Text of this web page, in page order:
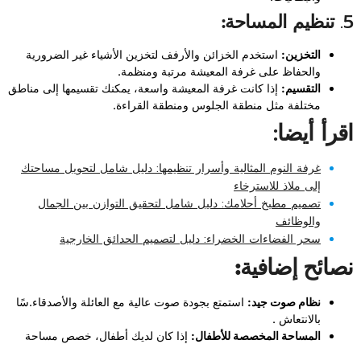
5. تنظيم المساحة:
التخزين: استخدم الخزائن والأرفف لتخزين الأشياء غير الضرورية
والحفاظ على غرفة المعيشة مرتبة ومنظمة.
التقسيم: إذا كانت غرفة المعيشة واسعة، يمكنك تقسيمها إلى مناطق
مختلفة مثل منطقة الجلوس ومنطقة القراءة.
اقرأ أيضا:
غرفة النوم المثالية وأسرار تنظيمها: دليل شامل لتحويل مساحتك
إلى ملاذ للاسترخاء
تصميم مطبخ أحلامك: دليل شامل لتحقيق التوازن بين الجمال
والوظائف
سحر الفضاءات الخضراء: دليل لتصميم الحدائق الخارجية
نصائح إضافية:
نظام صوت جيد: استمتع بجودة صوت عالية مع العائلة والأصدقاء.سًا
بالانتعاش .
المساحة المخصصة للأطفال: إذا كان لديك أطفال، خصص مساحة